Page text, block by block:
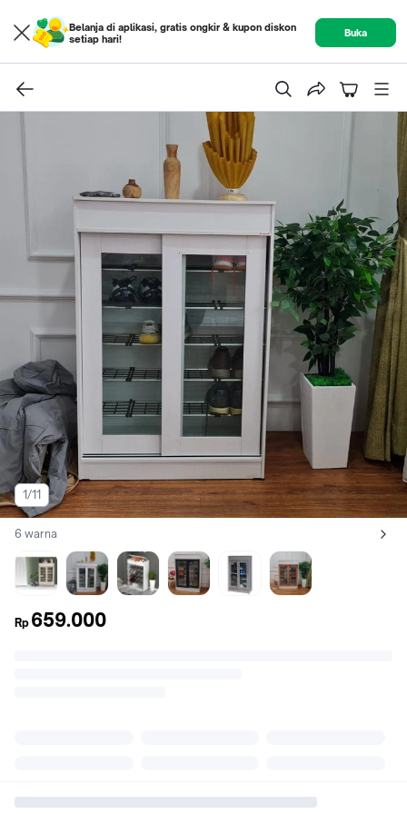
Belanja di aplikasi, gratis ongkir & kupon diskon
setiap hari!
Buka
1/11
Lihat semua variant:
6 warna
MARBELPINTU SLIDING
PINTU BIASAPINTU SLIDING W
PINTU SLIDING OPINTU SLIDING C
Rp 659.000